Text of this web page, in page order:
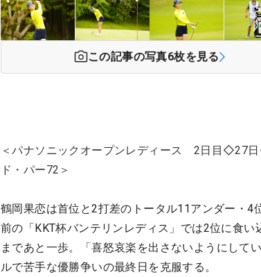
この記事の写真6枚を見る
＜パナソニックオープンレディース 2日目◇27
ド・パー72＞
鶴岡果恋は首位と2打差のトータル11アンダー・4
前の「KKT杯バンテリンレディス」では2位に食
まであと一歩。「喜怒哀楽を出さないようにして
ルで苦手な優勝争いの最終日を克服する。